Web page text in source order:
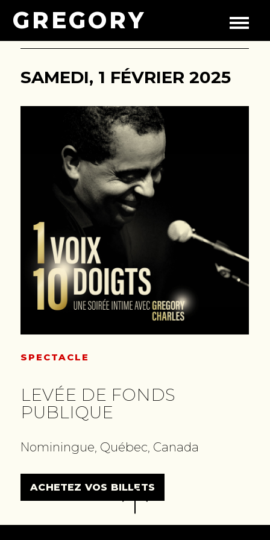
GREGORY
SAMEDI, 1 FÉVRIER 2025
SPECTACLE
LEVÉE DE FONDS
PUBLIQUE
Nominingue, Québec, Canada
ACHETEZ VOS BILLETS